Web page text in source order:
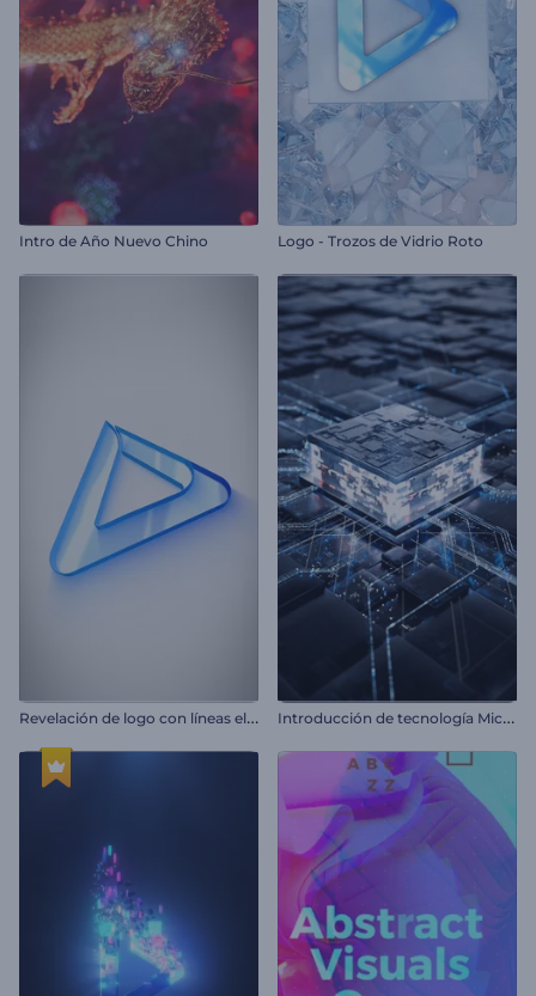
Intro de Año Nuevo Chino Logo - Trozos de Vidrio Roto
R
evelación de logo con líneas elegantes I
ntroducción de tecnología Microchip